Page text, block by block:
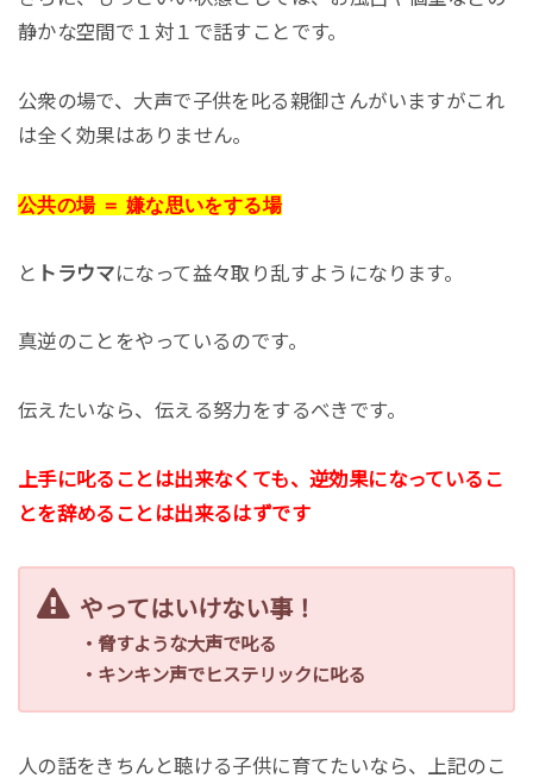
静かな空間で１対１で話すことです。
公衆の場で、大声で子供を叱る親御さんがいますがこれ
は全く効果はありません。
公共の場 ＝ 嫌な思いをする場
と トラウマになって益々取り乱すようになります。
真逆のことをやっているのです。
伝えたいなら、伝える努力をするべきです。
上手に叱ることは出来なくても、逆効果になっているこ
とを辞めることは出来るはずです
やってはいけない事！
・脅すような大声で叱る
・キンキン声でヒステリックに叱る
人の話をきちんと聴ける子供に育てたいなら、上記のこ